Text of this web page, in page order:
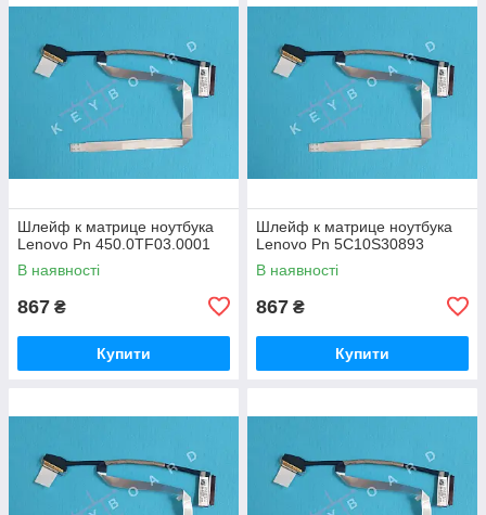
Шлейф к матрице ноутбука
Lenovo Pn 450.0TF03.0001
В наявності
867 ₴
Купити
Шлейф к матрице ноутбука
Lenovo Pn 5C10S30893
В наявності
867 ₴
Купити